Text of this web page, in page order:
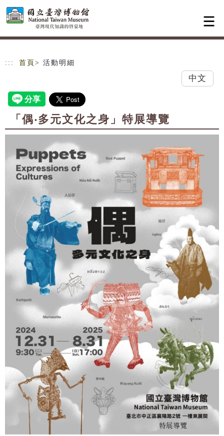
跳到主要內容
網站導覽
::: 首頁 > 活動明細
中文
「偶‧多元文化之身」特展導覽